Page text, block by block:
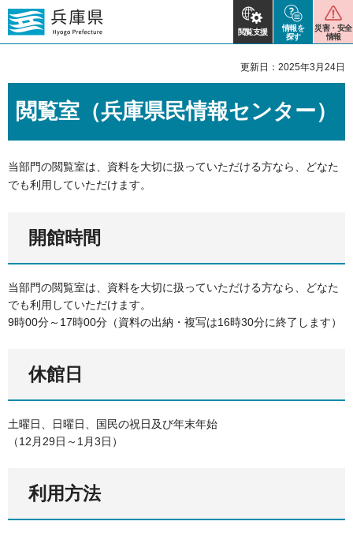
閲覧支援
情報を
探す
災害・安全
情報
更新日：2025年3月24日
閲覧室（兵庫県民情報センター）
当部門の閲覧室は、資料を大切に扱っていただける方なら、どなた
でも利用していただけます。
開館時間
当部門の閲覧室は、資料を大切に扱っていただける方なら、どなた
でも利用していただけます。
9時00分～17時00分（資料の出納・複写は16時30分に終了します）
休館日
土曜日、日曜日、国民の祝日及び年末年始
（12月29日～1月3日）
利用方法